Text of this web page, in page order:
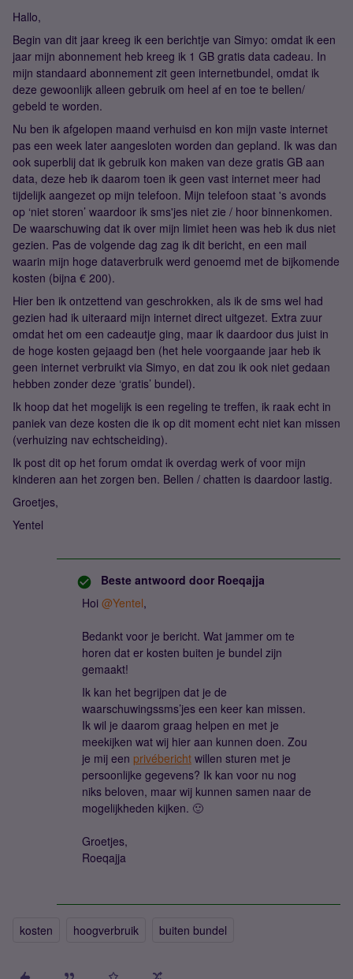
Hallo,
Begin van dit jaar kreeg ik een berichtje van Simyo: omdat ik een
jaar mijn abonnement heb kreeg ik 1 GB gratis data cadeau. In
mijn standaard abonnement zit geen internetbundel, omdat ik
deze gewoonlijk alleen gebruik om heel af en toe te bellen/
gebeld te worden.
Nu ben ik afgelopen maand verhuisd en kon mijn vaste internet
pas een week later aangesloten worden dan gepland. Ik was dan
ook superblij dat ik gebruik kon maken van deze gratis GB aan
data, deze heb ik daarom toen ik geen vast internet meer had
tijdelijk aangezet op mijn telefoon. Mijn telefoon staat 's avonds
op ‘niet storen’ waardoor ik sms'jes niet zie / hoor binnenkomen.
De waarschuwing dat ik over mijn limiet heen was heb ik dus niet
gezien. Pas de volgende dag zag ik dit bericht, en een mail
waarin mijn hoge dataverbruik werd genoemd met de bijkomende
kosten (bijna € 200).
Hier ben ik ontzettend van geschrokken, als ik de sms wel had
gezien had ik uiteraard mijn internet direct uitgezet. Extra zuur
omdat het om een cadeautje ging, maar ik daardoor dus juist in
de hoge kosten gejaagd ben (het hele voorgaande jaar heb ik
geen internet verbruikt via Simyo, en dat zou ik ook niet gedaan
hebben zonder deze ‘gratis’ bundel).
Ik hoop dat het mogelijk is een regeling te treffen, ik raak echt in
paniek van deze kosten die ik op dit moment echt niet kan missen
(verhuizing nav echtscheiding).
Ik post dit op het forum omdat ik overdag werk of voor mijn
kinderen aan het zorgen ben. Bellen / chatten is daardoor lastig.
Groetjes,
Yentel
Beste antwoord door Roeqajja
Hoi @Yentel,
Bedankt voor je bericht. Wat jammer om te
horen dat er kosten buiten je bundel zijn
gemaakt!
Ik kan het begrijpen dat je de
waarschuwingssms’jes een keer kan missen.
Ik wil je daarom graag helpen en met je
meekijken wat wij hier aan kunnen doen. Zou
je mij een privébericht willen sturen met je
persoonlijke gegevens? Ik kan voor nu nog
niks beloven, maar wij kunnen samen naar de
mogelijkheden kijken. 🙂
Groetjes,
Roeqajja
kosten hoogverbruik buiten bundel